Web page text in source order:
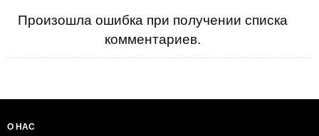
Произошла ошибка при получении списка
комментариев.
О НАС